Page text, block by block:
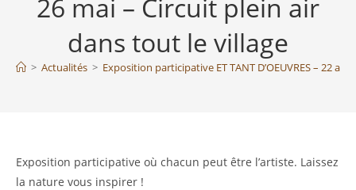
26 mai – Circuit plein air
dans tout le village
> Actualités > Exposition participative ET TANT D’OEUVRES – 22
Exposition participative où chacun peut être l’artiste. Laissez
la nature vous inspirer !